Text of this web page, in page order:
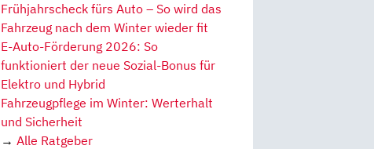
Frühjahrscheck fürs Auto – So wird das
Fahrzeug nach dem Winter wieder fit
E-Auto-Förderung 2026: So
funktioniert der neue Sozial-Bonus für
Elektro und Hybrid
Fahrzeugpflege im Winter: Werterhalt
und Sicherheit
→ Alle Ratgeber